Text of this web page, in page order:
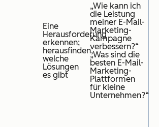
Eine
Herausforderung
erkennen;
herausfinden,
welche
Lösungen
es gibt
„Wie kann ich
die Leistung
meiner E-Mail-
Marketing-
Kampagne
verbessern?“
„Was sind die
besten E-Mail-
Marketing-
Plattformen
für kleine
Unternehmen?“